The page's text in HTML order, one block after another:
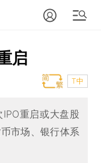
启
T中
重启或大盘股
市场、银行体系